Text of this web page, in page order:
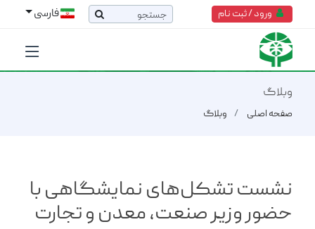
ورود / ثبت نام فارسی
وبلاگ
صفحه اصلی وبلاگ
نشست تشکل‌های نمایشگاهی با
حضور وزیر صنعت، معدن و تجارت